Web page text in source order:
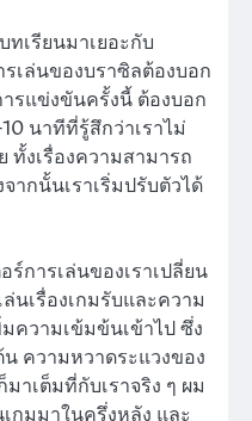
ทเรียนมาเยอะกับ
เล่นของบราซิลต้องบอก
รแข่งขันครั้งนี้ ต้องบอก
นาทีที่รู้สึกว่าเราไม่
ทั้งเรื่องความสามารถ
ากนั้นเราเริ่มปรับตัวได้
การเล่นของเราเปลี่ยน
นเรื่องเกมรับและความ
ความเข้มข้นเข้าไป ซึ่ง
ความหวาดระแวงของ
าเต็มที่กับเราจริง ๆ ผม
กมมาในครึ่งหลัง และ